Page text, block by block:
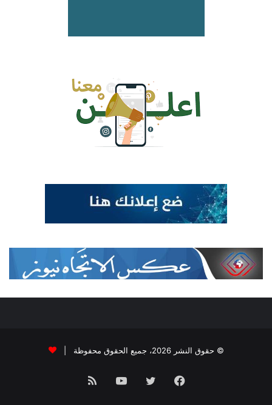
© حقوق النشر 2026، جميع الحقوق محفوظة |
فيسبوك تويتر يوتيوبملخص